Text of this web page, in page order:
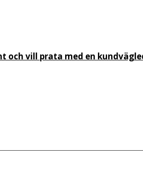
och vill prata med en